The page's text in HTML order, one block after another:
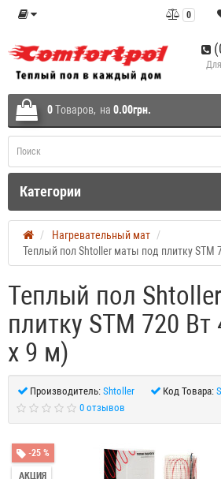
0
0Tоваров, на 0.00грн.
Категории
Нагревательный мат
Теплый пол Shtoller маты под плитку STM
Теплый пол
плитку STM 720
х 9 м)
Производитель: Shtoller Код Товара:
0 отзывов
-25 %
АКЦИЯ